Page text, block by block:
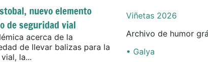
nuevo elemento
de seguridad vial
acerca de la
de llevar balizas para la
la...
Viñetas 2026
Archivo de humor
• Galya